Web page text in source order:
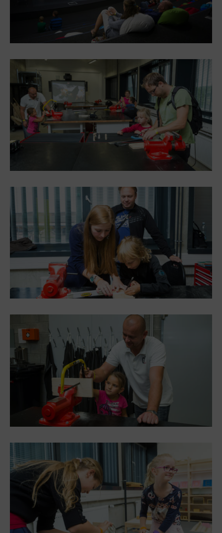
Mining Museum in Landek Park
Refreshments
Science center Café
L’Osteria
PECKA DOV
Restaurace VP ART
Bistropen
Accomodation
More
Concerts in U6
Birthday celebrations
Camps
Themed gift vouchers
Helicopter flights
E-bikes Sharing